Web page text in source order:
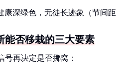
康深绿色，无徒长迹象（节间距
能否移栽的三大要素
号再决定是否挪窝：